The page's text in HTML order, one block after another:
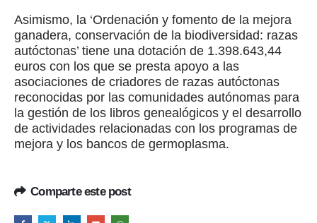
Asimismo, la ‘Ordenación y fomento de la mejora
ganadera, conservación de la biodiversidad: razas
autóctonas’ tiene una dotación de 1.398.643,44
euros con los que se presta apoyo a las
asociaciones de criadores de razas autóctonas
reconocidas por las comunidades autónomas para
la gestión de los libros genealógicos y el desarrollo
de actividades relacionadas con los programas de
mejora y los bancos de germoplasma.
Comparte este post